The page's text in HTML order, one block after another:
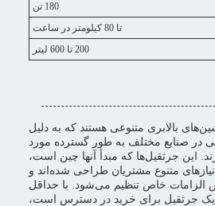
180 تن
تا 80 کیلومتر در ساعت
200 تا 600 لیتر
بالابری متنوعی هستند که به دلیل
در صنایع مختلف به طور گسترده مورد
این جرثقیل‌ها که مبدأ آنها چین است،
متنوع مشتریان طراحی شده‌اند و
الزامات خاص تنظیم می‌شود. با حداقل
جرثقیل برای خرید در دسترس است،